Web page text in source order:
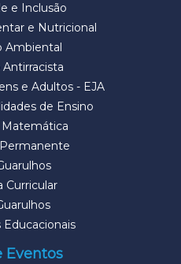
e Inclusão
e Nutricional
Ambiental
Antirracista
e Adultos - EJA
de Ensino
Matemática
Curricular
Educacionais
Eventos